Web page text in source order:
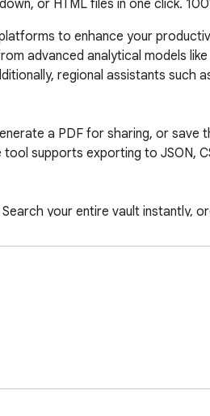
or HTML files in one click.
to enhance your
advanced analytical models
regional assistants such
a PDF for sharing, or save
supports exporting to JSON,
your entire vault instantly,
between different AI platforms
(like DeepSeek-R1 or o-
your privacy.